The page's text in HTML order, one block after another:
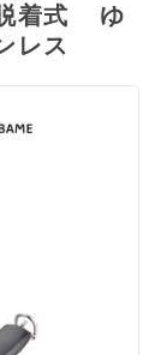
着式 ゆ
レス